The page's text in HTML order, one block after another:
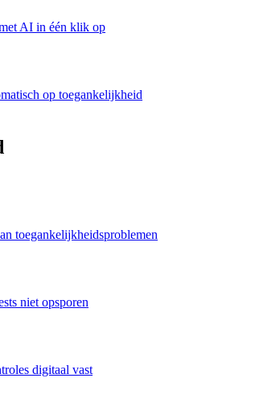
AI in één klik op
op toegankelijkheid
toegankelijkheidsproblemen
niet opsporen
digitaal vast